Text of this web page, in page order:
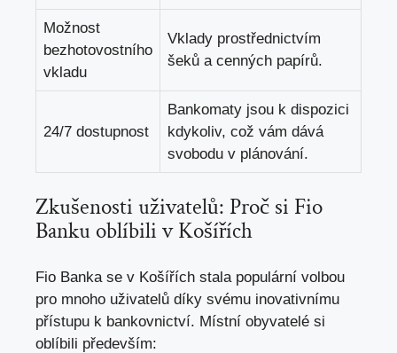
Možnost
bezhotovostního
vkladu
Vklady⁤ prostřednictvím
šeků a cenných papírů.
24/7 dostupnost
Bankomaty⁢ jsou k dispozici
kdykoliv, což vám ‍dává
svobodu v plánování.
Zkušenosti uživatelů: Proč si Fio
Banku oblíbili‍ v Košířích
Fio Banka se v Košířích‍ stala populární volbou
pro mnoho ⁤uživatelů ‌díky svému inovativnímu
přístupu k bankovnictví. Místní obyvatelé si
oblíbili ⁣především: